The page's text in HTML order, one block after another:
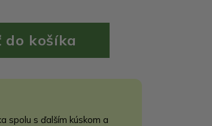
spolu s ďalším kúskom a